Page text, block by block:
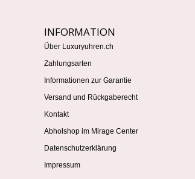
INFORMATION
Über Luxuryuhren.ch
Zahlungsarten
Informationen zur Garantie
Versand und Rückgaberecht
Kontakt
Abholshop im Mirage Center
Datenschutzerklärung
Impressum